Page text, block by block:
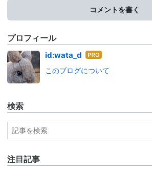
コメントを書く
プロフィール
id:wata_d はて
ログ
このブログについて
検索
注目記事